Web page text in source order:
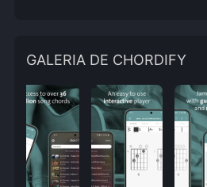
GALERIA DE CHORDIFY